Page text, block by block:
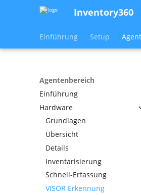
Inventory360
Einführung Setup
Agentenbereich
Einführung
Hardware
Grundlagen
Übersicht
Details
Inventarisierung
Schnell-Erfassung
VISOR Erkennung